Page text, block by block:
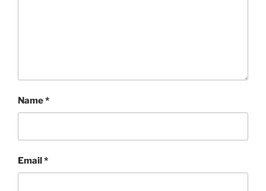
Name*
Email *